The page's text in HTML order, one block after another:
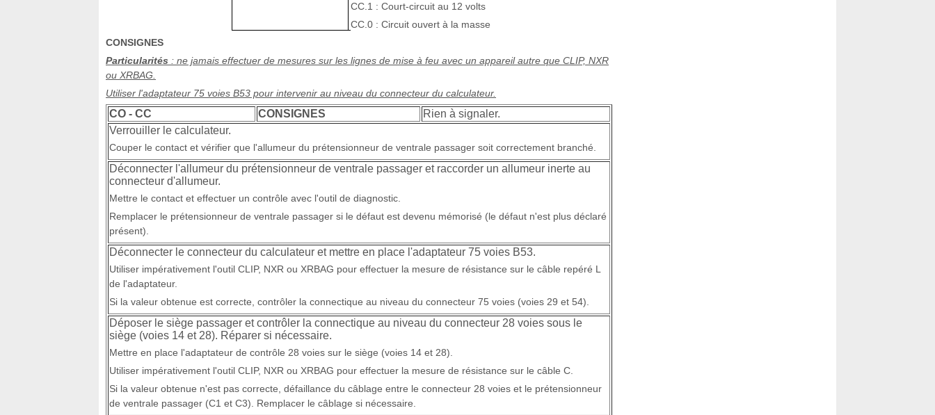
CC.1 : Court-circuit au 12 volts
CC.0 : Circuit ouvert à la masse
CONSIGNES
Particularités : ne jamais effectuer de mesures sur les lignes de mise à feu avec un appareil autre que CLIP, NXR
ou XRBAG.
Utiliser l'adaptateur 75 voies B53 pour intervenir au niveau du connecteur du calculateur.
CO - CC CONSIGNES
Rien à signaler.
Verrouiller le calculateur.
Couper le contact et vérifier que l'allumeur du prétensionneur de ventrale passager soit correctement branché.
Déconnecter l'allumeur du prétensionneur de ventrale passager et raccorder un allumeur inerte au
connecteur d'allumeur.
Mettre le contact et effectuer un contrôle avec l'outil de diagnostic.
Remplacer le prétensionneur de ventrale passager si le défaut est devenu mémorisé (le défaut n'est plus déclaré
présent).
Déconnecter le connecteur du calculateur et mettre en place l'adaptateur 75 voies B53.
Utiliser impérativement l'outil CLIP, NXR ou XRBAG pour effectuer la mesure de résistance sur le câble repéré L
de l'adaptateur.
Si la valeur obtenue est correcte, contrôler la connectique au niveau du connecteur 75 voies (voies 29 et 54).
Déposer le siège passager et contrôler la connectique au niveau du connecteur 28 voies sous le
siège (voies 14 et 28). Réparer si nécessaire.
Mettre en place l'adaptateur de contrôle 28 voies sur le siège (voies 14 et 28).
Utiliser impérativement l'outil CLIP, NXR ou XRBAG pour effectuer la mesure de résistance sur le câble C.
Si la valeur obtenue n'est pas correcte, défaillance du câblage entre le connecteur 28 voies et le prétensionneur
de ventrale passager (C1 et C3). Remplacer le câblage si nécessaire.